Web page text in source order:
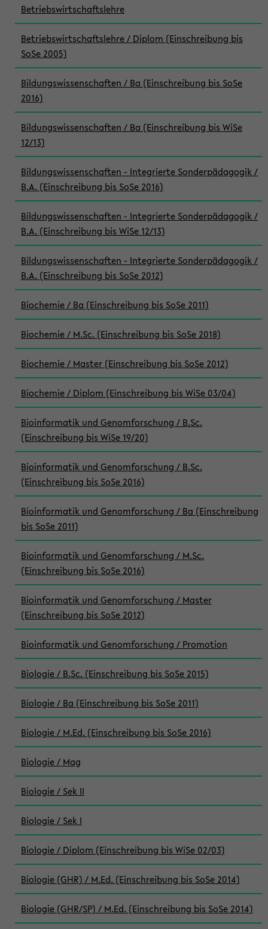
Betriebswirtschaftslehre
Betriebswirtschaftslehre / Diplom (Einschreibung bis
SoSe 2005)
Bildungswissenschaften / Ba (Einschreibung bis SoSe
2016)
Bildungswissenschaften / Ba (Einschreibung bis WiSe
12/13)
Bildungswissenschaften - Integrierte Sonderpädagogik /
B.A. (Einschreibung bis SoSe 2016)
Bildungswissenschaften - Integrierte Sonderpädagogik /
B.A. (Einschreibung bis WiSe 12/13)
Bildungswissenschaften - Integrierte Sonderpädagogik /
B.A. (Einschreibung bis SoSe 2012)
Biochemie / Ba (Einschreibung bis SoSe 2011)
Biochemie / M.Sc. (Einschreibung bis SoSe 2018)
Biochemie / Master (Einschreibung bis SoSe 2012)
Biochemie / Diplom (Einschreibung bis WiSe 03/04)
Bioinformatik und Genomforschung / B.Sc.
(Einschreibung bis WiSe 19/20)
Bioinformatik und Genomforschung / B.Sc.
(Einschreibung bis SoSe 2016)
Bioinformatik und Genomforschung / Ba (Einschreibung
bis SoSe 2011)
Bioinformatik und Genomforschung / M.Sc.
(Einschreibung bis SoSe 2016)
Bioinformatik und Genomforschung / Master
(Einschreibung bis SoSe 2012)
Bioinformatik und Genomforschung / Promotion
Biologie / B.Sc. (Einschreibung bis SoSe 2015)
Biologie / Ba (Einschreibung bis SoSe 2011)
Biologie / M.Ed. (Einschreibung bis SoSe 2016)
Biologie / Mag
Biologie / Sek II
Biologie / Sek I
Biologie / Diplom (Einschreibung bis WiSe 02/03)
Biologie (GHR) / M.Ed. (Einschreibung bis SoSe 2014)
Biologie (GHR/SP) / M.Ed. (Einschreibung bis SoSe 2014)